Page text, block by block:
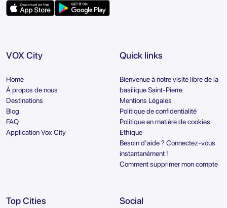
VOX City
Home
À propos de nous
Destinations
Blog
FAQ
Application Vox City
Quick links
Bienvenue à notre visite libre de la
basilique Saint-Pierre
Mentions Légales
Politique de confidentialité
Politique en matière de cookies
Ethique
Besoin d'aide ? Connectez-vous
instantanément !
Comment supprimer mon compte
Top Cities Social